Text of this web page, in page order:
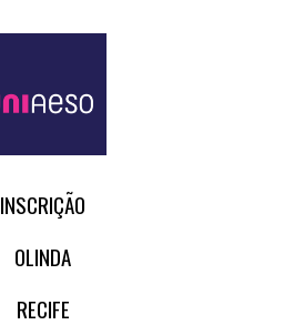
INSCRIÇÃO
OLINDA
RECIFE